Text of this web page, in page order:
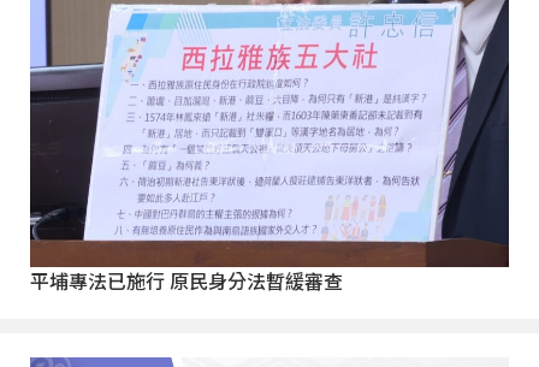
平埔專法已施行 原民身分法暫緩審查